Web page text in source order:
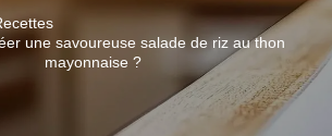
une savoureuse salade de riz au thon
mayonnaise ?